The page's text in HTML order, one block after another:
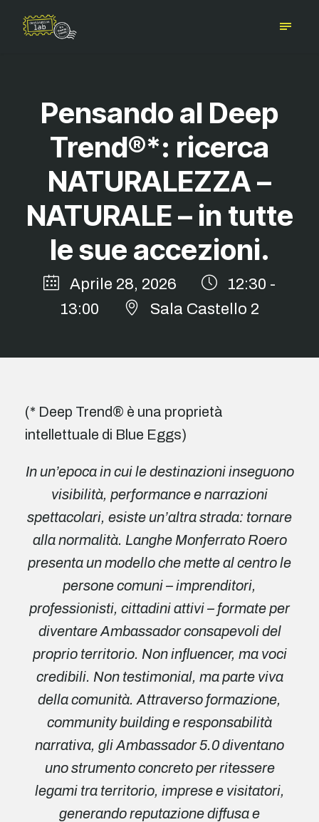
Pensando al Deep
Trend®*: ricerca
NATURALEZZA –
NATURALE – in tutte
le sue accezioni.
Aprile 28, 2026
12:30 -
13:00
Sala Castello 2
(* Deep Trend® è una proprietà
intellettuale di Blue Eggs)
In un’epoca in cui le destinazioni inseguono
visibilità, performance e narrazioni
spettacolari, esiste un’altra strada: tornare
alla normalità. Langhe Monferrato Roero
presenta un modello che mette al centro le
persone comuni – imprenditori,
professionisti, cittadini attivi – formate per
diventare Ambassador consapevoli del
proprio territorio. Non influencer, ma voci
credibili. Non testimonial, ma parte viva
della comunità. Attraverso formazione,
community building e responsabilità
narrativa, gli Ambassador 5.0 diventano
uno strumento concreto per ritessere
legami tra territorio, imprese e visitatori,
generando reputazione diffusa e